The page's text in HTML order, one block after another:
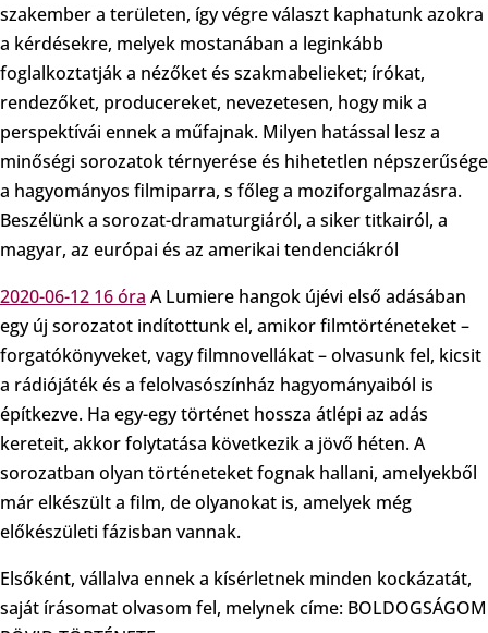
szakember a területen, így végre választ kaphatunk azokra
a kérdésekre, melyek mostanában a leginkább
foglalkoztatják a nézőket és szakmabelieket; írókat,
rendezőket, producereket, nevezetesen, hogy mik a
perspektívái ennek a műfajnak. Milyen hatással lesz a
minőségi sorozatok térnyerése és hihetetlen népszerűsége
a hagyományos filmiparra, s főleg a moziforgalmazásra.
Beszélünk a sorozat-dramaturgiáról, a siker titkairól, a
magyar, az európai és az amerikai tendenciákról
2020-06-12 16 óra A Lumiere hangok újévi első adásában
egy új sorozatot indítottunk el, amikor filmtörténeteket –
forgatókönyveket, vagy filmnovellákat – olvasunk fel, kicsit
a rádiójáték és a felolvasószínház hagyományaiból is
építkezve. Ha egy-egy történet hossza átlépi az adás
kereteit, akkor folytatása következik a jövő héten. A
sorozatban olyan történeteket fognak hallani, amelyekből
már elkészült a film, de olyanokat is, amelyek még
előkészületi fázisban vannak.
Elsőként, vállalva ennek a kísérletnek minden kockázatát,
saját írásomat olvasom fel, melynek címe: BOLDOGSÁGOM